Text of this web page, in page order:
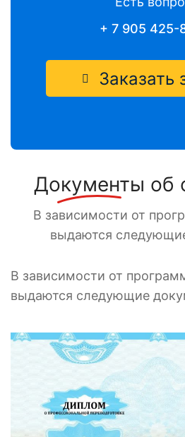
+ 7 905 425-
Заказать
Документы об
В зависимости от
выдаются
В зависимости от
выдаются следующие